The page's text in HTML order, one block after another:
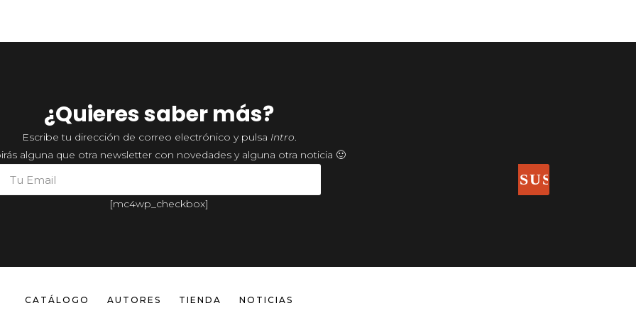
¿Quieres saber más?
Escribe tu dirección de correo electrónico y pulsa Intro.
alguna que otra newsletter con novedades y alguna otra noticia 🙂
[mc4wp_checkbox]
CATÁLOGO AUTORES TIENDA NOTICIAS